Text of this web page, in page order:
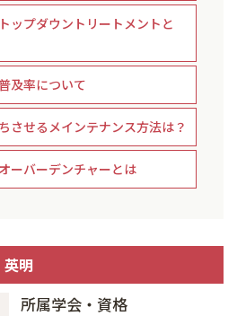
ップダウントリートメントと
及率について
させるメインテナンス方法は？
ーバーデンチャーとは
明
所属学会・資格